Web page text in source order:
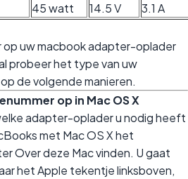
45 watt 14.5 V 3.1 A
op uw macbook adapter-oplader
probeer het type van uw
de volgende manieren.
op in Mac OS X
adapter-oplader u nodig heeft
met Mac OS X het
Over deze Mac vinden. U gaat
het Apple tekentje linksboven,